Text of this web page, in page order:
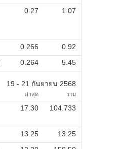
0.27 1.07
0.266
0.92
0.264 5.45
19 - 21 กันยายน 2568
ล่าสุด รวม
17.30 104.733
13.25
13.25